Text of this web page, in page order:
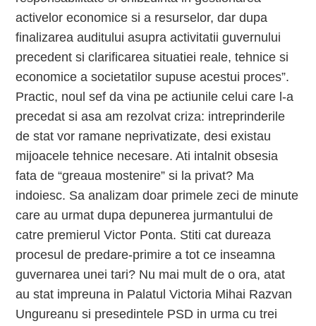
activelor economice si a resurselor, dar dupa
finalizarea auditului asupra activitatii guvernului
precedent si clarificarea situatiei reale, tehnice si
economice a societatilor supuse acestui proces”.
Practic, noul sef da vina pe actiunile celui care l-a
precedat si asa am rezolvat criza: intreprinderile
de stat vor ramane neprivatizate, desi existau
mijoacele tehnice necesare. Ati intalnit obsesia
fata de “greaua mostenire” si la privat? Ma
indoiesc. Sa analizam doar primele zeci de minute
care au urmat dupa depunerea jurmantului de
catre premierul Victor Ponta. Stiti cat dureaza
procesul de predare-primire a tot ce inseamna
guvernarea unei tari? Nu mai mult de o ora, atat
au stat impreuna in Palatul Victoria Mihai Razvan
Ungureanu si presedintele PSD in urma cu trei